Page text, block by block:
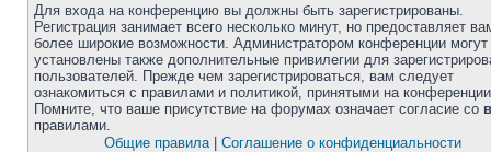
Для входа на конференцию вы должны быть зарегистрированы.
Регистрация занимает всего несколько минут, но предоставляет
более широкие возможности. Администратором конференции
установлены также дополнительные привилегии для
пользователей. Прежде чем зарегистрироваться, вам следует
ознакомиться с правилами и политикой, принятыми на
Помните, что ваше присутствие на форумах означает согласие со
правилами.
Общие правила| Соглашение о конфиденциальности